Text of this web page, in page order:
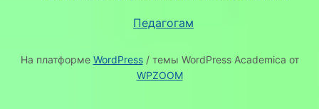
Педагогам
На платформе WordPress/ темы WordPress Academica от
WPZOOM